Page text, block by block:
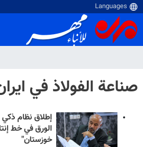
صناعة الفولاذ في
إطلاق نظام
الورق في خط
خوزستان"